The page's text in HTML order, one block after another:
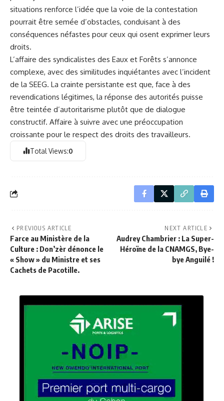
situations renforce l’idée que la voie de la contestation
pourrait être semée d’obstacles, conduisant à des
conséquences néfastes pour ceux qui osent exprimer leurs
droits.
L’affaire des syndicalistes des Eaux et Forêts s’annonce
complexe, avec des similitudes inquiétantes avec l’incident
de la SEEG. La crainte persistante est que, face à des
revendications légitimes, la réponse des autorités puisse
être teintée d’autoritarisme plutôt que de dialogue
constructif. Affaire à suivre avec une préoccupation
croissante pour le respect des droits des travailleurs.
Total Views:0
PREVIOUS ARTICLE
Farce au Ministère de la
Culture : Don’zèr dénonce le
« Show » du Ministre et ses
Cachets de Pacotille.
NEXT ARTICLE
Audrey Chambrier : La Super-
Héroïne de la CNAMGS, Bye-
bye Anguilé !